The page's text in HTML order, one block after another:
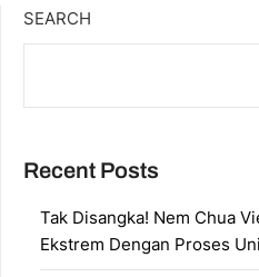
SEARCH
Recent Posts
Tak Disangka! Nem Chua
Ekstrem Dengan Proses